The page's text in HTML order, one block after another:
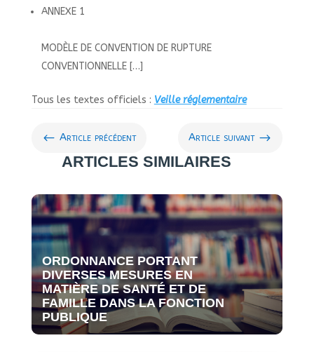
ANNEXE 1
MODÈLE DE CONVENTION DE RUPTURE
CONVENTIONNELLE […]
Tous les textes officiels : Veille réglementaire
# Article précédent Article suivant $
ARTICLES SIMILAIRES
ORDONNANCE PORTANT
DIVERSES MESURES EN
MATIÈRE DE SANTÉ ET DE
FAMILLE DANS LA FONCTION
PUBLIQUE